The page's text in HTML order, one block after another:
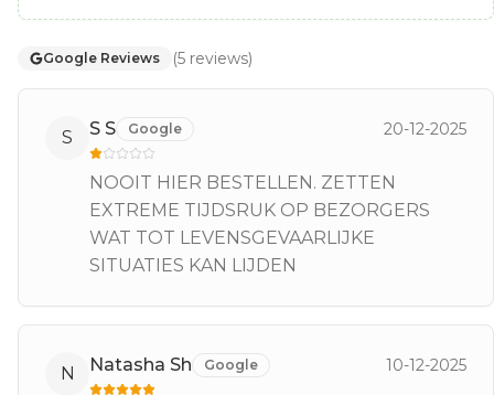
Google Reviews (5 reviews)
S S S Google 20-12-2025
NOOIT HIER BESTELLEN. ZETTEN
EXTREME TIJDSRUK OP BEZORGERS
WAT TOT LEVENSGEVAARLIJKE
SITUATIES KAN LIJDEN
N Natasha Sh Google 10-12-2025